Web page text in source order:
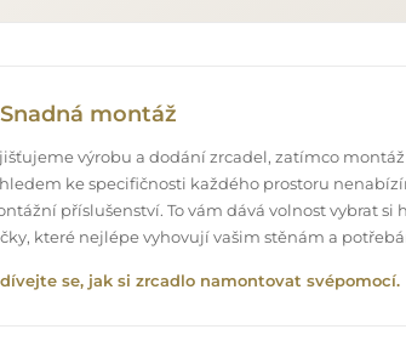
Snadná montáž
výrobu a dodání zrcadel, zatímco montáž
ke specifičnosti každého prostoru
příslušenství. To vám dává volnost vybrat si
které nejlépe vyhovují vašim stěnám a
se, jak si zrcadlo namontovat svépomocí.